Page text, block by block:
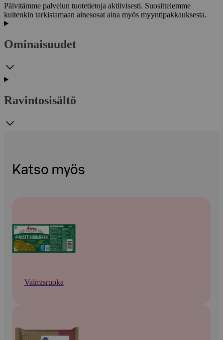
Päivitämme palvelun tuotetietoja aktiivisesti. Suosittelemme
kuitenkin tarkistamaan ainesosat aina myös myyntipakkauksesta.
Ominaisuudet
Ravintosisältö
Katso myös
Valmisruoka